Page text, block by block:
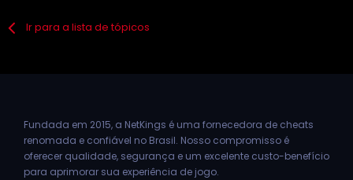
Ir para a lista de tópicos
Fundada em 2015, a NetKings é uma fornecedora de cheats
renomada e confiável no Brasil. Nosso compromisso é
oferecer qualidade, segurança e um excelente custo-benefício
para aprimorar sua experiência de jogo.